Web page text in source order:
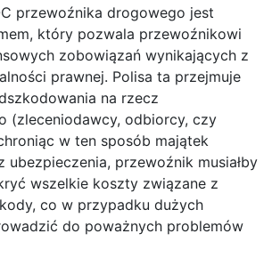
przewoźnika drogowego jest
który pozwala przewoźnikowi
zobowiązań wynikających z
prawnej. Polisa ta przejmuje
na rzecz
(zleceniodawcy, odbiorcy, czy
w ten sposób majątek
ubezpieczenia, przewoźnik musiałby
wszelkie koszty związane z
co w przypadku dużych
do poważnych problemów